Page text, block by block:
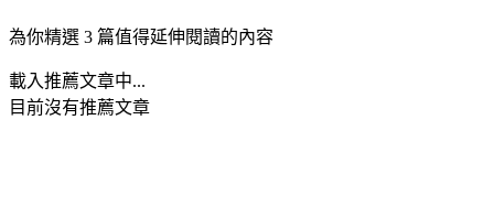
為你精選 3 篇值得延伸閱讀的內容
載入推薦文章中...
目前沒有推薦文章